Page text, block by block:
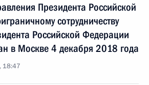
Президента Российской
сотрудничеству
Российской Федерации
в Москве 4 декабря 2018 года
18:47